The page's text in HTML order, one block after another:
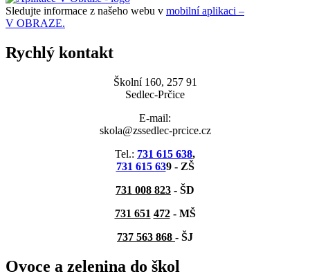
Sledujte informace z našeho webu v mobilní aplikaci –
V OBRAZE.
Rychlý kontakt
Školní 160, 257 91
Sedlec-Prčice
E-mail:
skola@zssedlec-prcice.cz
Tel.: 731 615 638,
731 615 639 - ZŠ
731 008 823 - ŠD
731 651 472- MŠ
737 563 868 - ŠJ
Ovoce a zelenina do škol